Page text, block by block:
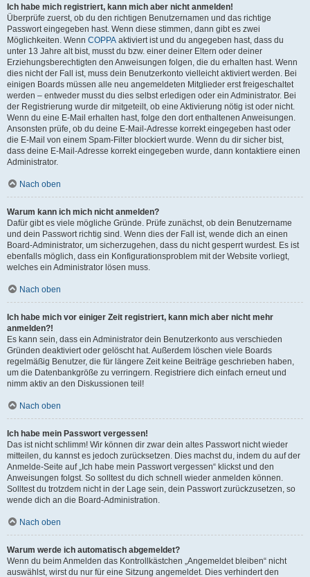
Ich habe mich registriert, kann mich aber nicht anmelden!
Überprüfe zuerst, ob du den richtigen Benutzernamen und das richtige
Passwort eingegeben hast. Wenn diese stimmen, dann gibt es zwei
Möglichkeiten. Wenn COPPA aktiviert ist und du angegeben hast, dass du
unter 13 Jahre alt bist, musst du bzw. einer deiner Eltern oder deiner
Erziehungsberechtigten den Anweisungen folgen, die du erhalten hast. Wenn
dies nicht der Fall ist, muss dein Benutzerkonto vielleicht aktiviert werden. Bei
einigen Boards müssen alle neu angemeldeten Mitglieder erst freigeschaltet
werden – entweder musst du dies selbst erledigen oder ein Administrator. Bei
der Registrierung wurde dir mitgeteilt, ob eine Aktivierung nötig ist oder nicht.
Wenn du eine E-Mail erhalten hast, folge den dort enthaltenen Anweisungen.
Ansonsten prüfe, ob du deine E-Mail-Adresse korrekt eingegeben hast oder
die E-Mail von einem Spam-Filter blockiert wurde. Wenn du dir sicher bist,
dass deine E-Mail-Adresse korrekt eingegeben wurde, dann kontaktiere einen
Administrator.
Nach oben
Warum kann ich mich nicht anmelden?
Dafür gibt es viele mögliche Gründe. Prüfe zunächst, ob dein Benutzername
und dein Passwort richtig sind. Wenn dies der Fall ist, wende dich an einen
Board-Administrator, um sicherzugehen, dass du nicht gesperrt wurdest. Es ist
ebenfalls möglich, dass ein Konfigurationsproblem mit der Website vorliegt,
welches ein Administrator lösen muss.
Nach oben
Ich habe mich vor einiger Zeit registriert, kann mich aber nicht mehr
anmelden?!
Es kann sein, dass ein Administrator dein Benutzerkonto aus verschieden
Gründen deaktiviert oder gelöscht hat. Außerdem löschen viele Boards
regelmäßig Benutzer, die für längere Zeit keine Beiträge geschrieben haben,
um die Datenbankgröße zu verringern. Registriere dich einfach erneut und
nimm aktiv an den Diskussionen teil!
Nach oben
Ich habe mein Passwort vergessen!
Das ist nicht schlimm! Wir können dir zwar dein altes Passwort nicht wieder
mitteilen, du kannst es jedoch zurücksetzen. Dies machst du, indem du auf der
Anmelde-Seite auf „Ich habe mein Passwort vergessen“ klickst und den
Anweisungen folgst. So solltest du dich schnell wieder anmelden können.
Solltest du trotzdem nicht in der Lage sein, dein Passwort zurückzusetzen, so
wende dich an die Board-Administration.
Nach oben
Warum werde ich automatisch abgemeldet?
Wenn du beim Anmelden das Kontrollkästchen „Angemeldet bleiben“ nicht
auswählst, wirst du nur für eine Sitzung angemeldet. Dies verhindert den